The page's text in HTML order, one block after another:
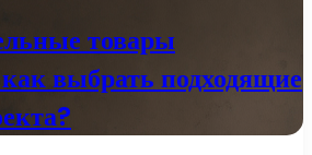
товары
выбрать подходящие